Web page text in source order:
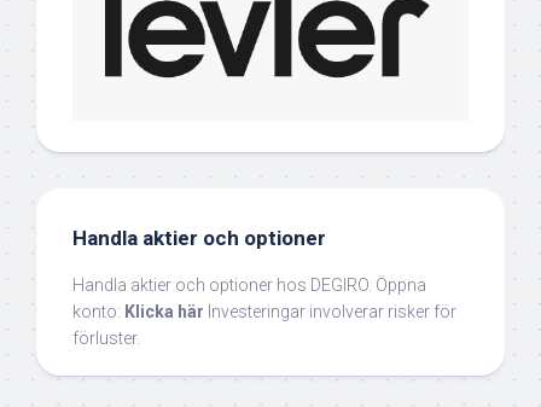
Handla aktier och optioner
Handla aktier och optioner hos DEGIRO. Öppna
konto: Klicka här Investeringar involverar risker för
förluster.